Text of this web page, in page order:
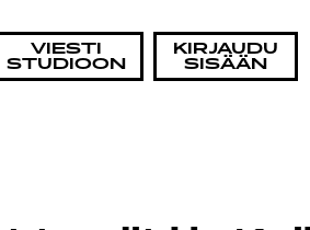
VIESTI
STUDIOON
KIRJAUDU
SISÄÄN